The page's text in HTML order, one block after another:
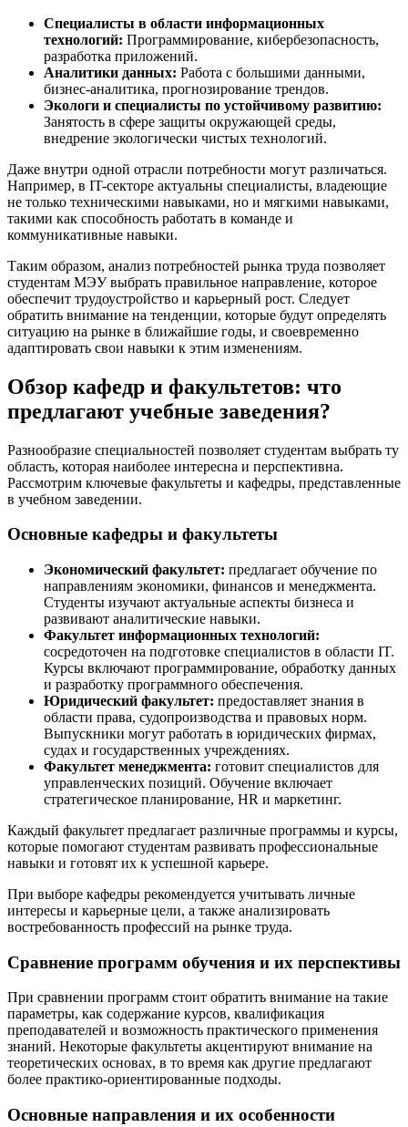
Специалисты в области информационных
технологий: Программирование, кибербезопасность,
разработка приложений.
Аналитики данных: Работа с большими данными,
бизнес-аналитика, прогнозирование трендов.
Экологи и специалисты по устойчивому развитию:
Занятость в сфере защиты окружающей среды,
внедрение экологически чистых технологий.
Даже внутри одной отрасли потребности могут различаться.
Например, в IT-секторе актуальны специалисты, владеющие
не только техническими навыками, но и мягкими навыками,
такими как способность работать в команде и
коммуникативные навыки.
Таким образом, анализ потребностей рынка труда позволяет
студентам МЭУ выбрать правильное направление, которое
обеспечит трудоустройство и карьерный рост. Следует
обратить внимание на тенденции, которые будут определять
ситуацию на рынке в ближайшие годы, и своевременно
адаптировать свои навыки к этим изменениям.
Обзор кафедр и факультетов: что
предлагают учебные заведения?
Разнообразие специальностей позволяет студентам выбрать ту
область, которая наиболее интересна и перспективна.
Рассмотрим ключевые факультеты и кафедры, представленные
в учебном заведении.
Основные кафедры и факультеты
Экономический факультет: предлагает обучение по
направлениям экономики, финансов и менеджмента.
Студенты изучают актуальные аспекты бизнеса и
развивают аналитические навыки.
Факультет информационных технологий:
сосредоточен на подготовке специалистов в области IT.
Курсы включают программирование, обработку данных
и разработку программного обеспечения.
Юридический факультет: предоставляет знания в
области права, судопроизводства и правовых норм.
Выпускники могут работать в юридических фирмах,
судах и государственных учреждениях.
Факультет менеджмента: готовит специалистов для
управленческих позиций. Обучение включает
стратегическое планирование, HR и маркетинг.
Каждый факультет предлагает различные программы и курсы,
которые помогают студентам развивать профессиональные
навыки и готовят их к успешной карьере.
При выборе кафедры рекомендуется учитывать личные
интересы и карьерные цели, а также анализировать
востребованность профессий на рынке труда.
Сравнение программ обучения и их перспективы
При сравнении программ стоит обратить внимание на такие
параметры, как содержание курсов, квалификация
преподавателей и возможность практического применения
знаний. Некоторые факультеты акцентируют внимание на
теоретических основах, в то время как другие предлагают
более практико-ориентированные подходы.
Основные направления и их особенности